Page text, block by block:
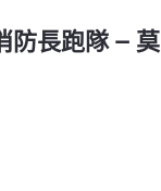
防長跑隊 —